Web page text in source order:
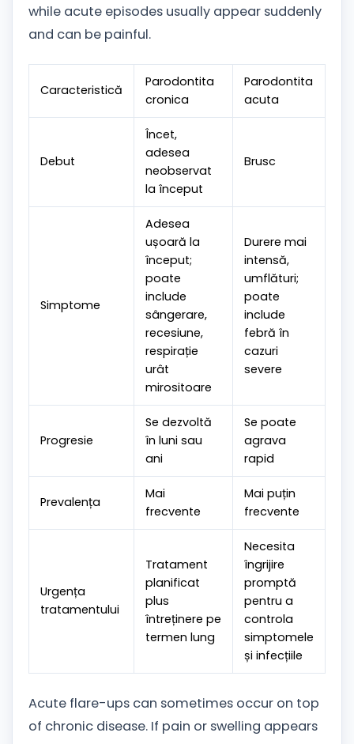
while acute episodes usually appear suddenly
and can be painful.
Caracteristică
Parodontita
cronica
Parodontita
acuta
Debut
Încet,
adesea
neobservat
la început
Brusc
Simptome
Adesea
ușoară la
început;
poate
include
sângerare,
recesiune,
respirație
urât
mirositoare
Durere mai
intensă,
umflături;
poate
include
febră în
cazuri
severe
Progresie
Se dezvoltă
în luni sau
ani
Se poate
agrava
rapid
Prevalența
Mai
frecvente
Mai puțin
frecvente
Urgența
tratamentului
Tratament
planificat
plus
întreținere pe
termen lung
Necesita
îngrijire
promptă
pentru a
controla
simptomele
și infecțiile
Acute flare-ups can sometimes occur on top
of chronic disease. If pain or swelling appears